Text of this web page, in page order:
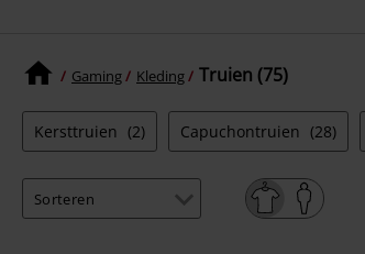
Gaming Kleding Truien (75)
Kersttruien (2) Capuchontruien (28)